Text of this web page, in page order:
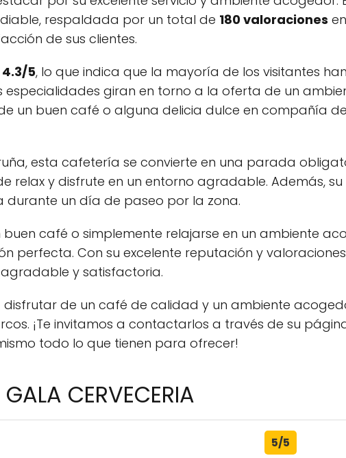
respaldada por un total de 180 valoraciones en
de sus clientes.
4.3/5, lo que indica que la mayoría de los visitantes
especialidades giran en torno a la oferta de un
un buen café o alguna delicia dulce en compañía de
esta cafetería se convierte en una parada
relax y disfrute en un entorno agradable. Además, su
un día de paseo por la zona.
café o simplemente relajarse en un ambiente
perfecta. Con su excelente reputación y valoraciones
y satisfactoria.
de un café de calidad y un ambiente
¡Te invitamos a contactarlos a través de su
todo lo que tienen para ofrecer!
CERVECERIA
5/5